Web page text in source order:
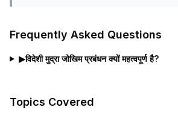
Frequently Asked Questions
▶विदेशी मुद्रा जोखिम प्रबंधन क्यों महत्वपूर्ण है?
Topics Covered